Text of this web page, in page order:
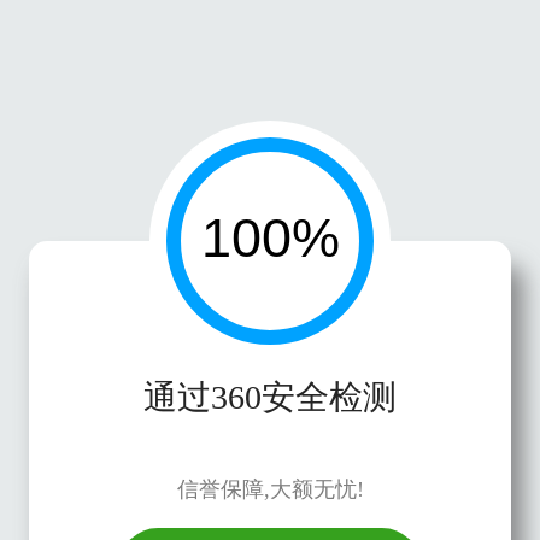
通过360安全检测
信誉保障,大额无忧!